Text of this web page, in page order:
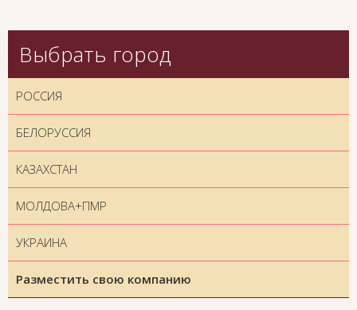
Выбрать город
РОССИЯ
БЕЛОРУССИЯ
КАЗАХСТАН
МОЛДОВА+ПМР
УКРАИНА
Разместить свою компанию